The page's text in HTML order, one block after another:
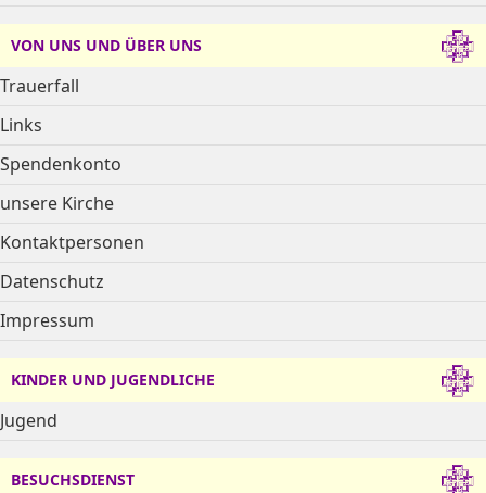
VON UNS UND ÜBER UNS
Trauerfall
Links
Spendenkonto
unsere Kirche
Kontaktpersonen
Datenschutz
Impressum
KINDER UND JUGENDLICHE
Jugend
BESUCHSDIENST